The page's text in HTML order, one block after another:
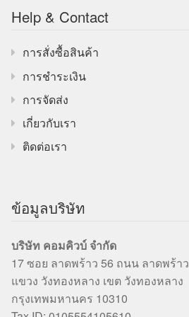
Help & Contact
การสั่งซื้อสินค้า
การชำระเงิน
การจัดส่ง
เกี่ยวกับเรา
ติดต่อเรา
ข้อมูลบริษัท
บริษัท คอมคิวบ์ จำกัด
17 ซอย ลาดพร้าว 56 ถนน ลาดพร้าว
แขวง วังทองหลาง เขต วังทองหลาง
กรุงเทพมหานคร 10310